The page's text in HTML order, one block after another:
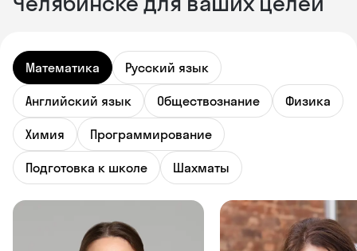
Математика Русский язык
Английский язык Обществознание Физика
Химия Программирование
Подготовка к школе Шахматы